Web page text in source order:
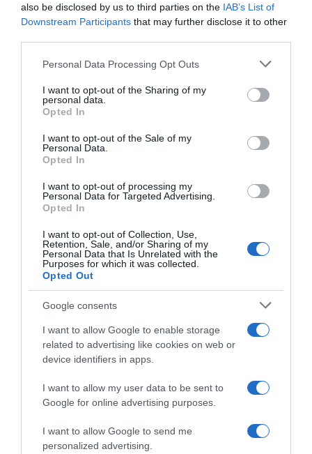
also be disclosed by us to third parties on the IAB’s List of
Downstream Participants that may further disclose it to other
Please note that this website/app uses one or more Google
not limited to your visit or usage behaviour. You may click to
grant or deny consent to Google and its third-party tags to
use your data for below specified purposes in below Google
consent section.
Personal Data Processing Opt Outs
I want to opt-out of the Sharing of my
personal data.
Opted In
I want to opt-out of the Sale of my
Personal Data.
Opted In
I want to opt-out of processing my
Personal Data for Targeted Advertising.
Opted In
I want to opt-out of Collection, Use,
Retention, Sale, and/or Sharing of my
Personal Data that Is Unrelated with the
Purposes for which it was collected.
Opted Out
Google consents
I want to allow Google to enable storage
related to advertising like cookies on web or
device identifiers in apps.
I want to allow my user data to be sent to
Google for online advertising purposes.
I want to allow Google to send me
personalized advertising.
MEDIA
Μαριάννα Γεωργαντή:
Ενθουσιάστηκε με τον Γιώργο
Φραγκούλη – “Καλέ, τι ωραίος που
είναι” (βίντεο)